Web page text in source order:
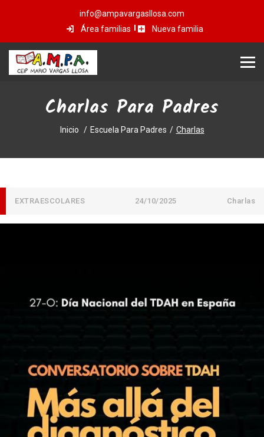
info@ampavargasllosa.com
Área familias
Nueva familia
Charlas Para Padres
Inicio Escuela Para Padres Charlas
EXTRAESCOLARES 24/10/2025 Charlas